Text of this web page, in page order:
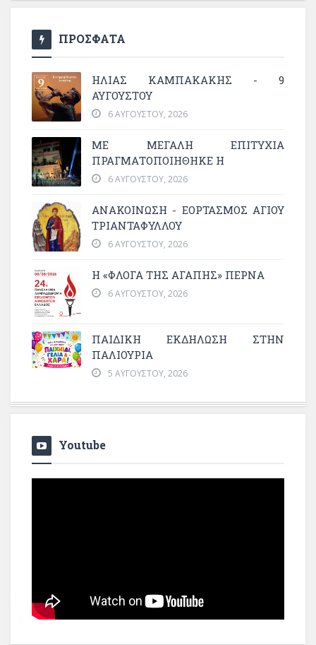
ΠΡΟΣΦΑΤΑ
ΗΛΙΑΣ ΚΑΜΠΑΚΑΚΗΣ - 9
ΑΥΓΟΥΣΤΟΥ
6 ΑΥΓΟΎΣΤΟΥ, 2026
ΜΕ ΜΕΓΆΛΗ ΕΠΙΤΥΧΊΑ
ΠΡΑΓΜΑΤΟΠΟΙΉΘΗΚΕ Η
6 ΑΥΓΟΎΣΤΟΥ, 2026
ΑΝΑΚΟΙΝΩΣΗ - ΕΟΡΤΑΣΜΟΣ ΑΓΙΟΥ
ΤΡΙΑΝΤΑΦΥΛΛΟΥ
6 ΑΥΓΟΎΣΤΟΥ, 2026
Η «ΦΛΌΓΑ ΤΗΣ ΑΓΆΠΗΣ» ΠΕΡΝΆ
6 ΑΥΓΟΎΣΤΟΥ, 2026
ΠΑΙΔΙΚΗ ΕΚΔΗΛΩΣΗ ΣΤΗΝ
ΠΑΛΙΟΥΡΙΑ
5 ΑΥΓΟΎΣΤΟΥ, 2026
Youtube